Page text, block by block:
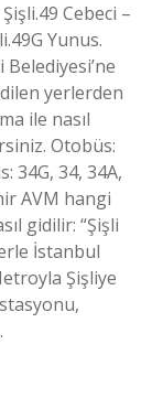
Cebeci –
Yunus.
yerlerden
ile nasıl
Otobüs:
34G, 34, 34A,
AVM hangi
gidilir: “Şişli
İstanbul
Şişliye